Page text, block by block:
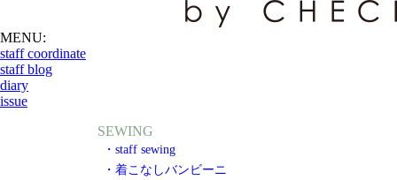
MENU:
staff coordinate
staff blog
diary
issue
SEWING
・staff sewing
・着こなしバンビーニ